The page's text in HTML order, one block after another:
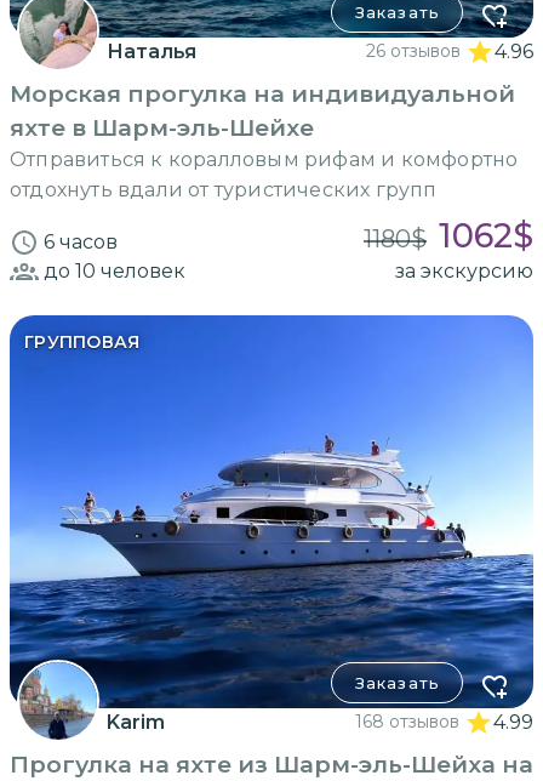
Заказать
Наталья 26 отзывов 4.96
Морская прогулка на индивидуальной
яхте в Шарм-эль-Шейхе
Отправиться к коралловым рифам и комфортно
отдохнуть вдали от туристических групп
6 часов 1180$ 1062$
до 10 человек за экскурсию
ГРУППОВАЯ
Заказать
Karim 168 отзывов 4.99
Прогулка на яхте из Шарм-эль-Шейха на